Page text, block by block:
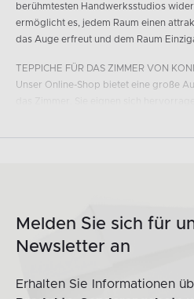
berühmtesten Handwerksstudios
ermöglicht es, jedem Raum einen
das Auge erfreut und dem Raum
TEPPICHE FÜR DAS ZIMMER VON
Unser Online-Shop bietet eine große
Aufstehen zur Arbeit.
MODERNE, ANGENEHM
In unserem Online-Shop bieten wir
Melden Sie sich für
Newsletter an
Erhalten Sie Informationen